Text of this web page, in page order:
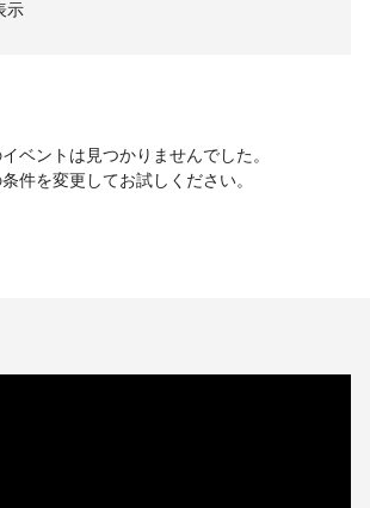
示
ベントは見つかりませんでした。
件を変更してお試しください。